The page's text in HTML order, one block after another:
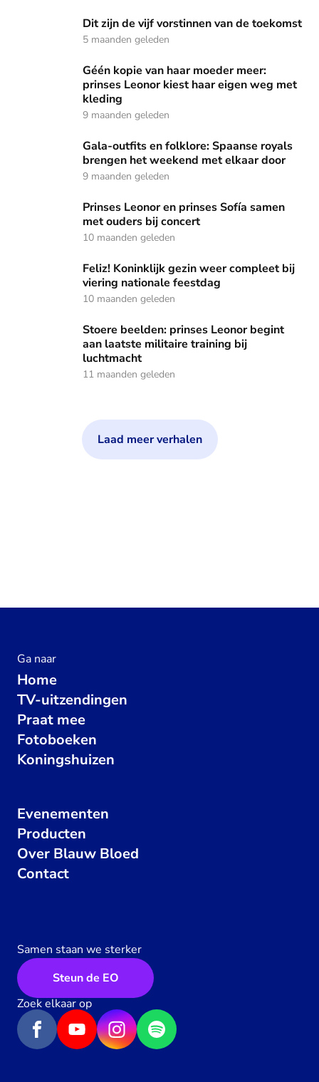
Dit zijn de vijf vorstinnen van de toekomst
Dit zijn de vijf vorstinnen van de toekomst
5 maanden geleden
Géén kopie van haar moeder meer: prinses Leonor kiest
Géén kopie van haar moeder meer:
prinses Leonor kiest haar eigen weg met
kleding
9 maanden geleden
Gala-outfits en folklore: Spaanse royals brengen het
Gala-outfits en folklore: Spaanse royals
brengen het weekend met elkaar door
9 maanden geleden
Prinses Leonor en prinses Sofía samen met ouders bij
Prinses Leonor en prinses Sofía samen
met ouders bij concert
10 maanden geleden
Feliz! Koninklijk gezin weer compleet bij viering nationale
Feliz! Koninklijk gezin weer compleet bij
viering nationale feestdag
10 maanden geleden
Stoere beelden: prinses Leonor begint aan laatste
Stoere beelden: prinses Leonor begint
aan laatste militaire training bij
luchtmacht
11 maanden geleden
Laad meer verhalen
Ga naar
Home
TV-uitzendingen
Praat mee
Fotoboeken
Koningshuizen
Evenementen
Producten
Over Blauw Bloed
Contact
Samen staan we sterker
Steun de EO
Zoek elkaar op